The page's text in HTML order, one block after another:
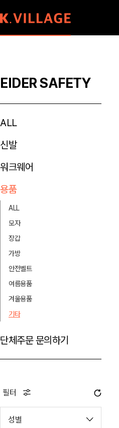
EIDER SAFETY
ALL
신발
워크웨어
용품
ALL
모자
장갑
가방
안전벨트
여름용품
겨울용품
기타
단체주문 문의하기
필터
성별